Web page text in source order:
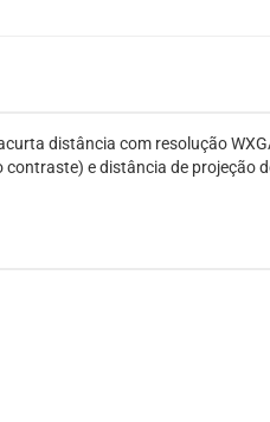
distância com resolução
e distância de projeção